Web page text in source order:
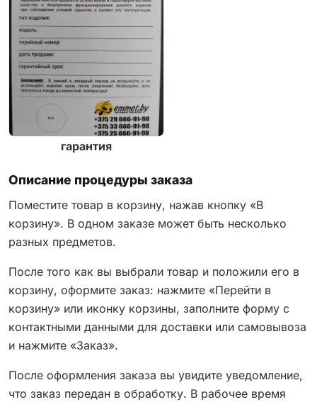
гарантия
Описание процедуры заказа
Поместите товар в корзину, нажав кнопку «В
корзину». В одном заказе может быть несколько
разных предметов.
После того как вы выбрали товар и положили его в
корзину, оформите заказ: нажмите «Перейти в
корзину» или иконку корзины, заполните форму с
контактными данными для доставки или самовывоза
и нажмите «Заказ».
После оформления заказа вы увидите уведомление,
что заказ передан в обработку. В рабочее время